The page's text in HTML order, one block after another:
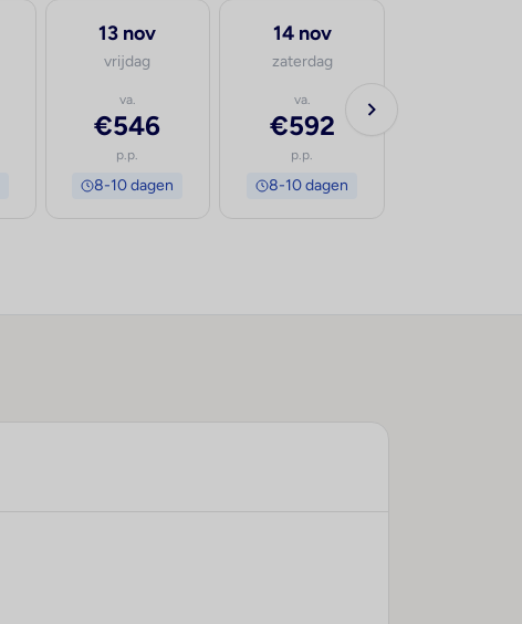
13 nov
vrijdag
va.
€546
p.p.
8-10 dagen
14 nov
zaterdag
va.
€592
p.p.
8-10 dagen